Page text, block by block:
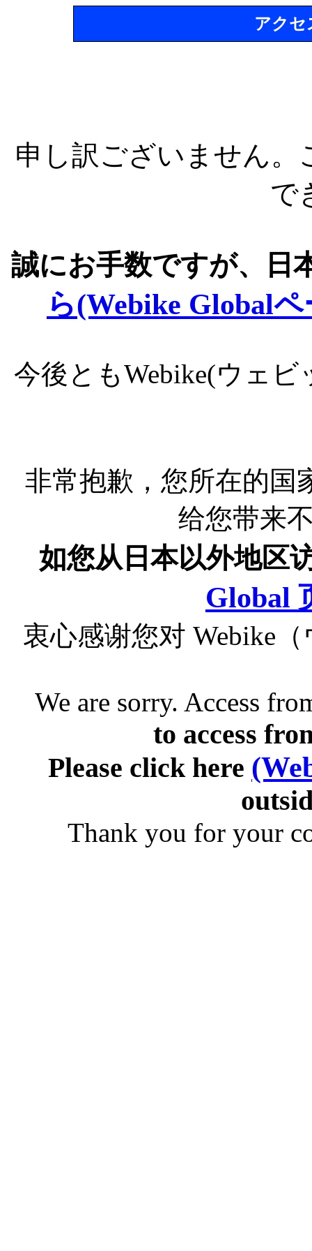
アクセ
申し訳ございません
で
誠にお手数ですが、日
ら(Webike Global
今後ともWebike(ウェ
非常抱歉，您所在的国
给您带来
如您从日本以外地区
Global
衷心感谢您对 Webike
We are sorry. Access
to access
Please click here
Thank you for your